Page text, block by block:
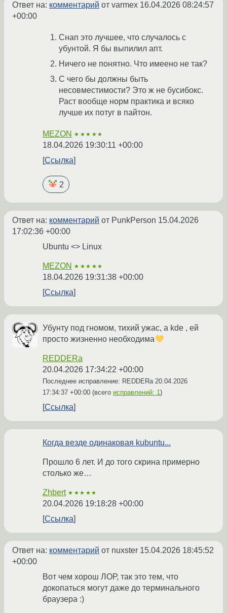
Ответ на: комментарий от varmex 16.04.2026 08:24:57
+00:00
Снап это лучшее, что случалось с
убунтой. Я бы выпилил апт.
Ничего не понятно. Что имеено не так?
С чего бы должны быть
несовместимости? Это ж не бусибокс.
Раст вообще норм практика и всяко
лучше их потуг в пайтон.
MEZON ★★★★★
18.04.2026 19:30:11 +00:00
Ссылка
2
Ответ на: комментарий от PunkPerson 15.04.2026
17:02:36 +00:00
Ubuntu <> Linux
MEZON ★★★★★
18.04.2026 19:31:38 +00:00
Ссылка
Убунту под гномом, тихий ужас, а kde , ей
просто жизненно необходима
REDDERa
20.04.2026 17:34:22 +00:00
Последнее исправление: REDDERa 20.04.2026
17:34:37 +00:00 (всего исправлений: 1 )
Ссылка
Когда везде одинаковая kubuntu...
Прошло 6 лет. И до того скрина примерно
столько же…
Zhbert ★★★★★
20.04.2026 19:18:28 +00:00
Ссылка
Ответ на: комментарий от nuxster 15.04.2026 18:45:52
+00:00
Вот чем хорош ЛОР, так это тем, что
докопаться могут даже до терминального
браузера :)